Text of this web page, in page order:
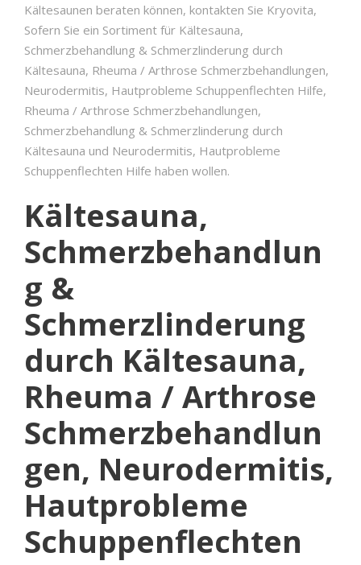
Kältesaunen beraten können, kontakten Sie Kryovita,
Sofern Sie ein Sortiment für Kältesauna,
Schmerzbehandlung & Schmerzlinderung durch
Kältesauna, Rheuma / Arthrose Schmerzbehandlungen,
Neurodermitis, Hautprobleme Schuppenflechten Hilfe,
Rheuma / Arthrose Schmerzbehandlungen,
Schmerzbehandlung & Schmerzlinderung durch
Kältesauna und Neurodermitis, Hautprobleme
Schuppenflechten Hilfe haben wollen.
Kältesauna,
Schmerzbehandlun
g &
Schmerzlinderung
durch Kältesauna,
Rheuma / Arthrose
Schmerzbehandlun
gen, Neurodermitis,
Hautprobleme
Schuppenflechten